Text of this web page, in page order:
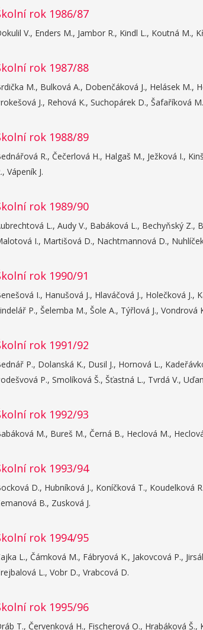
rok 1986/87
V., Enders M., Jambor R., Kindl L., Koutná M.,
rok 1987/88
M., Bulková A., Dobenčáková J., Helásek M.,
J., Rehová K., Suchopárek D., Šafaříková
rok 1988/89
R., Čečerlová H., Halgaš M., Ježková I.,
Vápeník J.
rok 1989/90
L., Audy V., Babáková L., Bechyňský Z.,
I., Martišová D., Nachtmannová D.,
rok 1990/91
I., Hanušová J., Hlaváčová J., Holečková
P., Šelemba M., Šole A., Týřlová J.,
rok 1991/92
P., Dolanská K., Dusil J., Hornová L.,
P., Smolíková Š., Šťastná L., Tvrdá V.,
rok 1992/93
M., Bureš M., Černá B., Heclová M.,
rok 1993/94
D., Hubníková J., Koníčková T., Koudelková
B., Zusková J.
rok 1994/95
L., Čámková M., Fábryová K., Jakovcová P.,
L., Vobr D., Vrabcová D.
rok 1995/96
T., Červenková H., Fischerová O., Hrabáková